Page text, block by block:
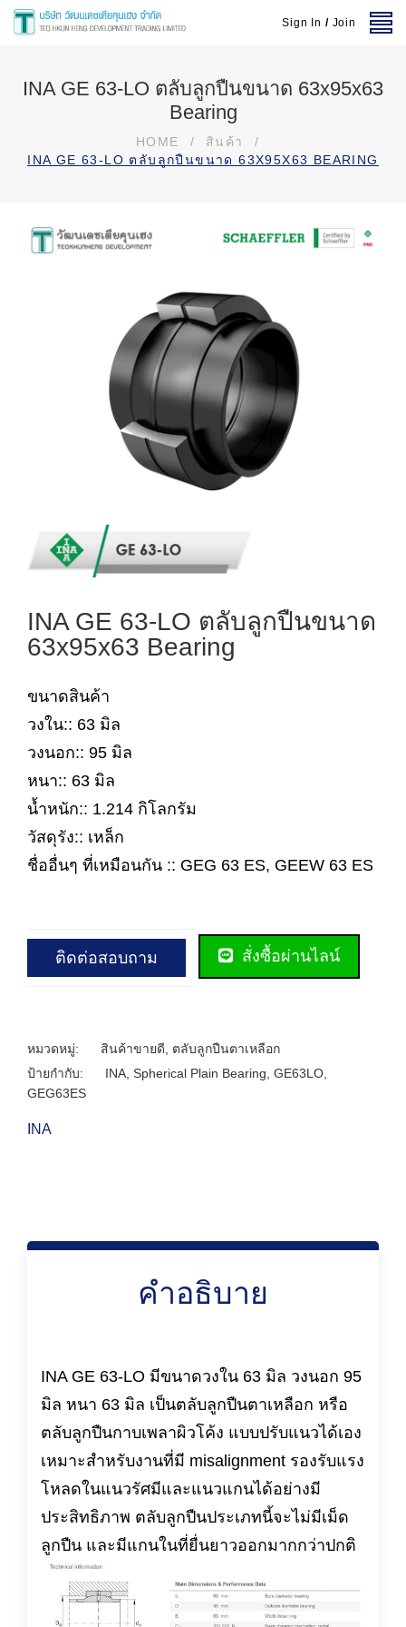
Sign In / Join
INA GE 63-LO ตลับลูกปืนขนาด 63x95x63
Bearing
HOME / สินค้า
/
INA GE 63-LO ตลับลูกปืนขนาด 63X95X63 BEARING
INA GE 63-LO ตลับลูกปืนขนาด
63x95x63 Bearing
ขนาดสินค้า
วงใน:: 63 มิล
วงนอก:: 95 มิล
หนา:: 63 มิล
น้ำหนัก:: 1.214 กิโลกรัม
วัสดุรัง:: เหล็ก
ชื่ออื่นๆ ที่เหมือนกัน :: GEG 63 ES, GEEW 63 ES
ติดต่อสอบถาม สั่งซื้อผ่านไลน์
หมวดหมู่: สินค้าขายดี
ตลับลูกปืนตาเหลือก
ป้ายกำกับ:
INA Spherical Plain Bearing GE63LO
GEG63ES
INA
คำอธิบาย
INA GE 63-LO มีขนาดวงใน 63 มิล วงนอก 95
มิล หนา 63 มิล เป็นตลับลูกปืนตาเหลือก หรือ
ตลับลูกปืนกาบเพลาผิวโค้ง แบบปรับแนวได้เอง
เหมาะสำหรับงานที่มี misalignment รองรับแรง
โหลดในแนวรัศมีและแนวแกนได้อย่างมี
ประสิทธิภาพ ตลับลูกปืนประเภทนี้จะไม่มีเม็ด
ลูกปืน และมีแกนในที่ยื่นยาวออกมากกว่าปกติ